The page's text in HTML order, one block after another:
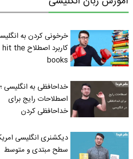
خرخونی کردن به
کاربرد اصطلاح hit the
books
خداحافظی به انگلیسی ؛
اصطلاحات رایج برای
خداحافظی کردن
دیکشنری انگلیسی
سطح مبتدی و متوسط